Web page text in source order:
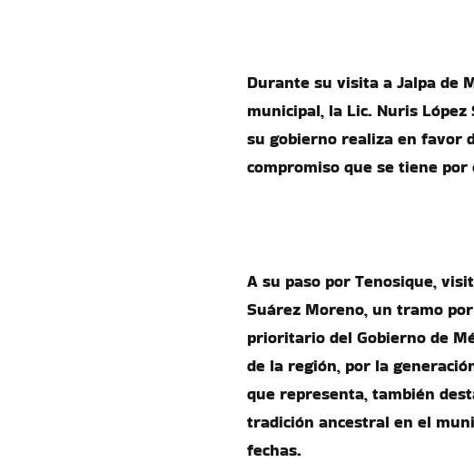
Durante su visita a Jalpa de
municipal, la Lic. Nuris
su gobierno realiza en favor
compromiso que se tiene
A su paso por Tenosique,
Suárez Moreno, un tramo
prioritario del Gobierno de
de la región, por la
que representa, también
tradición ancestral en el
fechas.